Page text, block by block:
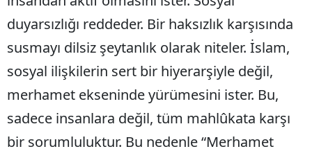
duyarsızlığı reddeder. Bir haksızlık karşısında
susmayı dilsiz şeytanlık olarak niteler. İslam,
sosyal ilişkilerin sert bir hiyerarşiyle değil,
merhamet ekseninde yürümesini ister. Bu,
sadece insanlara değil, tüm mahlûkata karşı
bir sorumluluktur. Bu nedenle “Merhamet